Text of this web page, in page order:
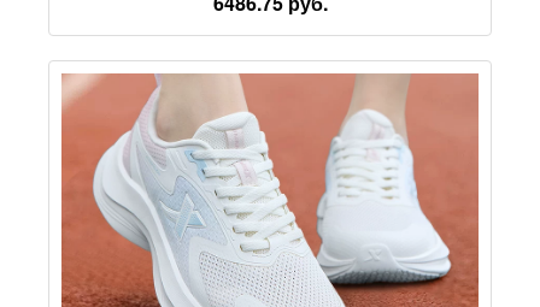
профессиональная спортивная обувь для
соревнований